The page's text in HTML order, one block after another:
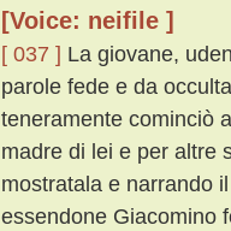
[Voice: neifile ]
[ 037 ] La giovane,
parole fede e da
teneramente cominciò
madre di lei e per altre
mostratala e narrando
essendone Giacomino